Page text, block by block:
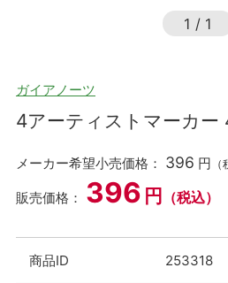
1 / 1
ガイアノーツ
4アーティストマーカー
メーカー希望小売価格： 396 円 （
販売価格： 396 円 （税込）
商品ID 253318